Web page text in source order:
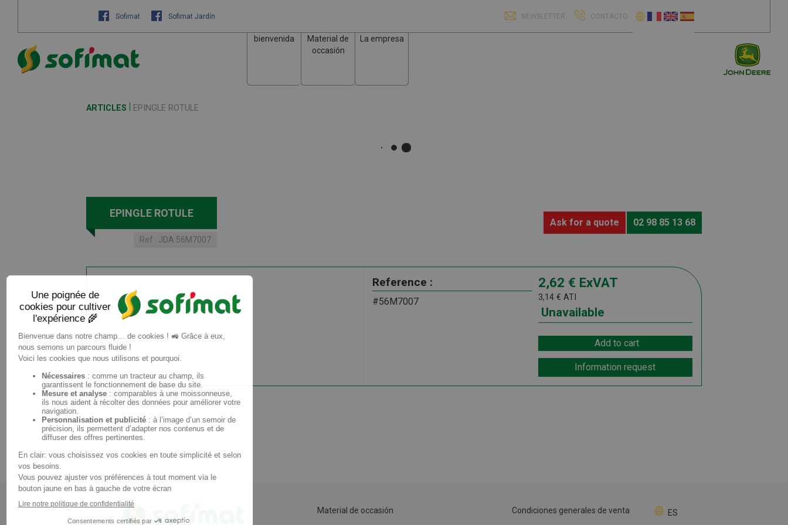
Sofimat Sofimat Jardín NEWSLETTER CONTACTO
bienvenida
Material de
occasión
La empresa
ARTICLES EPINGLE ROTULE
EPINGLE ROTULE
Ref : JDA 56M7007
Ask for a quote 02 98 85 13 68
Reference :
#56M7007
2,62 € ExVAT
3,14 € ATI
Unavailable
Add to cart
Information request
ES
Material de occasión Condiciones generales de venta